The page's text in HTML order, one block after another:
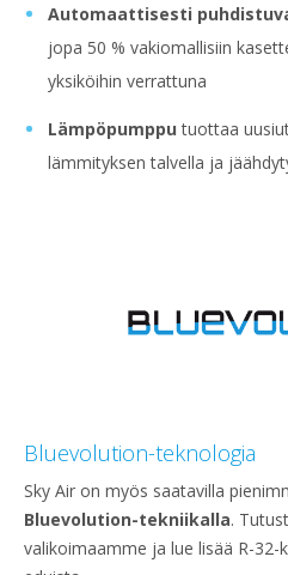
Automaattisesti
jopa 50 % vakiomallisiin
yksiköihin verrattuna
Lämpöpumppu tuottaa
lämmityksen talvella ja
Bluevolution-teknologia
Sky Air on myös saatavilla
Bluevolution-tekniikalla.
valikoimaamme ja lue lisää R-32-